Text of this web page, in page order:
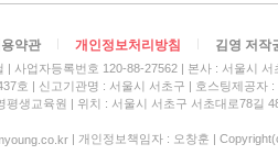
약관 개인정보처리방침 김영 저작
사업자등록번호 120-88-27562
본사 : 서울시
호
신고기관명 : 서울시 서초구
호스팅제공자
평생교육원 | 위치 : 서울시 서초구 서초대로78길
| 개인정보책임자 : 오창훈 |